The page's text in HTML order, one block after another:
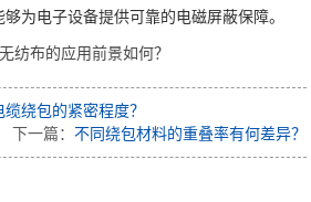
为电子设备提供可靠的电磁屏蔽保障。
纺布的应用前景如何？
绕包的紧密程度？
下一篇： 不同绕包材料的重叠率有何差异？